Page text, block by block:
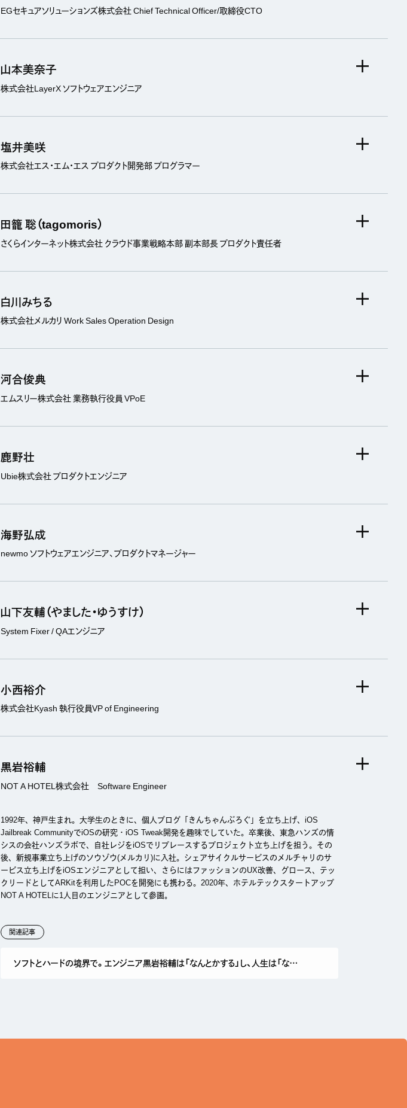
EGセキュアソリューションズ株式会社 Chief Technical Officer/取締役CTO
山本美奈子
株式会社LayerX ソフトウェアエンジニア
塩井美咲
株式会社エス・エム・エス プロダクト開発部 プログラマー
田籠 聡（tagomoris）
さくらインターネット株式会社 クラウド事業戦略本部 副本部長 プロダクト責任者
白川みちる
株式会社メルカリ Work Sales Operation Design
河合俊典
エムスリー株式会社 業務執行役員 VPoE
鹿野壮
Ubie株式会社 プロダクトエンジニア
海野弘成
newmo ソフトウェアエンジニア、プロダクトマネージャー
山下友輔（やました・ゆうすけ）
System Fixer / QAエンジニア
小西裕介
株式会社Kyash 執行役員VP of Engineering
黒岩裕輔
NOT A HOTEL株式会社 Software Engineer
1992年、神戸生まれ。大学生のときに、個人ブログ「きんちゃんぶろぐ」を立ち上げ、iOS
Jailbreak CommunityでiOSの研究・iOS Tweak開発を趣味でしていた。卒業後、東急ハンズの情
シスの会社ハンズラボで、自社レジをiOSでリプレースするプロジェクト立ち上げを担う。その
後、新規事業立ち上げのソウゾウ(メルカリ)に入社。シェアサイクルサービスのメルチャリのサ
ービス立ち上げをiOSエンジニアとして担い、さらにはファッションのUX改善、グロース、テッ
クリードとしてARKitを利用したPOCを開発にも携わる。2020年、ホテルテックスタートアップ
NOT A HOTELに1人目のエンジニアとして参画。
関連記事
ソフトとハードの境界で。エンジニア黒岩裕輔は「なんとかする」し、人生は「なんとかなる」